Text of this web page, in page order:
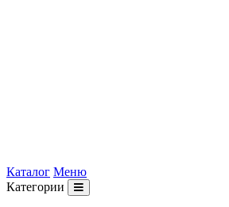
Каталог Меню
Категории